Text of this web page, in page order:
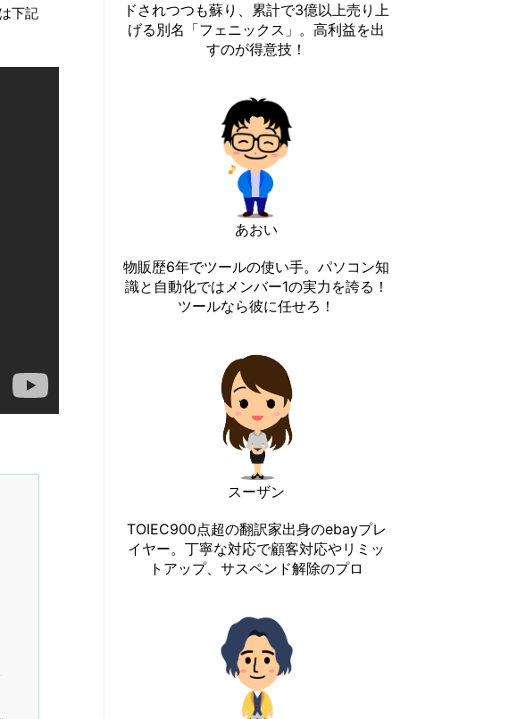
下記
ドされつつも蘇り、累計で3億以上売り上
げる別名「フェニックス」。高利益を出
すのが得意技！
あおい
物販歴6年でツールの使い手。パソコン知
識と自動化ではメンバー1の実力を誇る！
ツールなら彼に任せろ！
スーザン
TOIEC900点超の翻訳家出身のebayプレ
イヤー。丁寧な対応で顧客対応やリミッ
トアップ、サスペンド解除のプロ